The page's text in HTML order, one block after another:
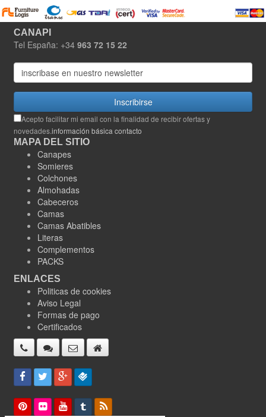
CANAPI
Tel España: +34 963 72 15 22
Inscribirse
Acepto facilitar mi email con la finalidad de recibir ofertas y
novedades.información básica contacto
MAPA DEL SITIO
Canapes
Somieres
Colchones
Almohadas
Cabeceros
Camas
Camas Abatibles
Literas
Complementos
PACKS
ENLACES
Politicas de cookies
Aviso Legal
Formas de pago
Certificados